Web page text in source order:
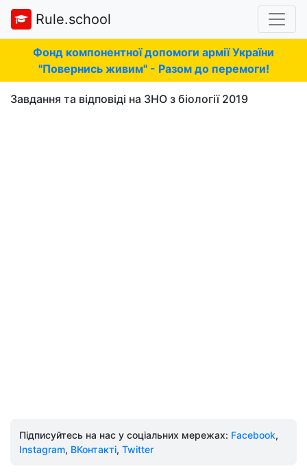
Rule.school
Фонд компонентної допомоги армії України
"Повернись живим" - Разом до перемоги!
Завдання та відповіді на ЗНО з біології 2019
Підписуйтесь на нас у соціальних мережах: Facebook,
Instagram, ВКонтакті, Twitter